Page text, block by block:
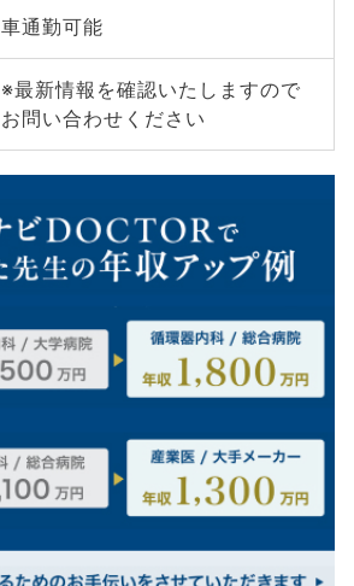
車通勤可能
※最新情報を確認いたしますので
お問い合わせください